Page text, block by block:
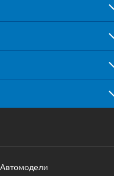
Автомодели